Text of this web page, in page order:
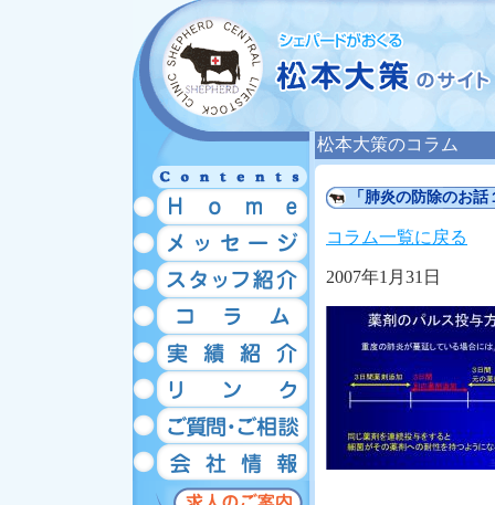
松本大策のコラム
「肺炎の防除のお
コラム一覧に戻る
2007年1月31日